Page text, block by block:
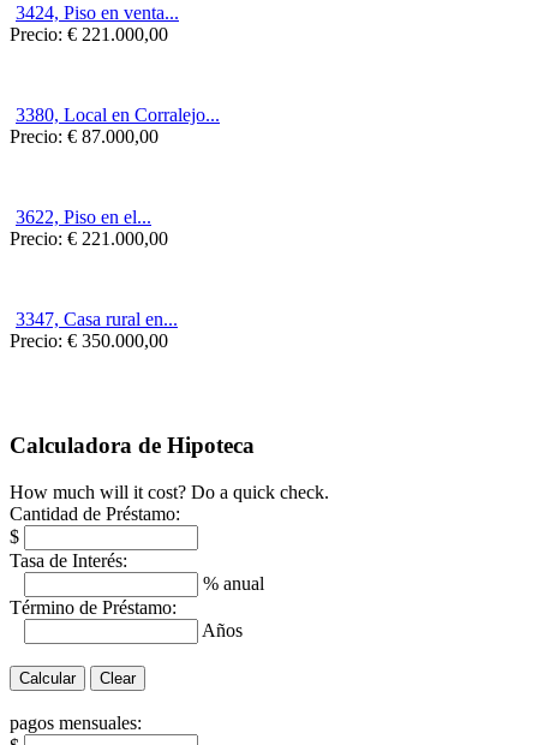
3424, Piso en venta...
Precio: € 221.000,00
3380, Local en Corralejo...
Precio: € 87.000,00
3622, Piso en el...
Precio: € 221.000,00
3347, Casa rural en...
Precio: € 350.000,00
Calculadora de Hipoteca
How much will it cost? Do a quick check.
Cantidad de Préstamo:
$
Tasa de Interés:
% anual
Término de Préstamo:
Años
pagos mensuales: